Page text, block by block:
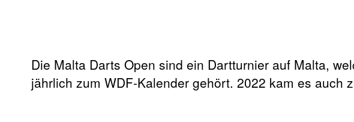
Die Malta Darts Open sind ein Dartturnier auf Malta,
jährlich zum WDF-Kalender gehört. 2022 kam es auch